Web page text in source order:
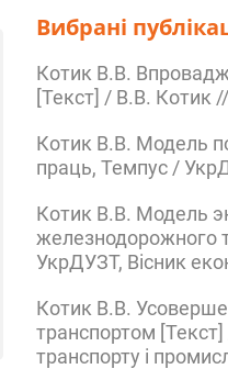
Вибрані
Котик В.В.
[Текст] / В.В. Котик
Котик В.В. Модель
праць, Темпус /
Котик В.В. Модель
железнодорожного
УкрДУЗТ, Вісник
Котик В.В.
транспортом
транспорту і